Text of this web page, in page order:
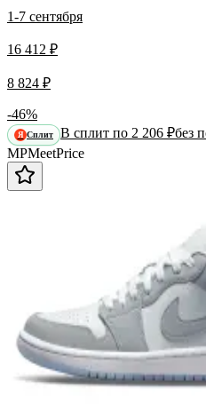
1-7 сентября
16 412 ₽
8 824 ₽
-46%
Я Сплит В сплит по 2 206 ₽без
MPMeetPrice